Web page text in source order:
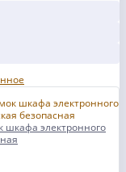
шкафа электронного